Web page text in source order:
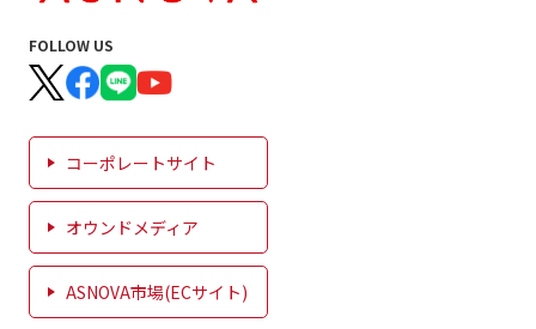
FOLLOW US
コーポレートサイト
オウンドメディア
ASNOVA市場(ECサイト)